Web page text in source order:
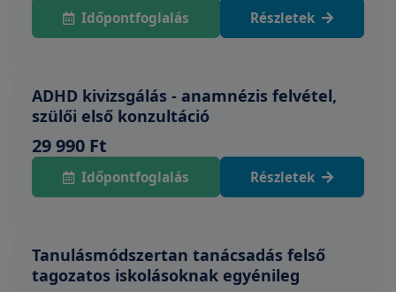
Időpontfoglalás Részletek
ADHD kivizsgálás - anamnézis felvétel,
szülői első konzultáció
29 990 Ft
Időpontfoglalás Részletek
Tanulásmódszertan tanácsadás felső
tagozatos iskolásoknak egyénileg